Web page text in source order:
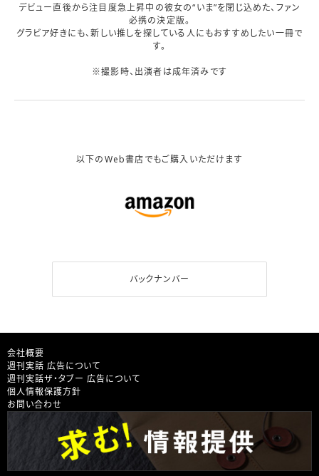
デビュー直後から注目度急上昇中の彼女の“いま”を閉じ込めた、ファン
必携の決定版。
グラビア好きにも、新しい推しを探している人にもおすすめしたい一冊で
す。
※撮影時、出演者は成年済みです
以下のWeb書店でもご購入いただけます
バックナンバー
会社概要
週刊実話 広告について
週刊実話ザ・タブー 広告について
個人情報保護方針
お問い合わせ